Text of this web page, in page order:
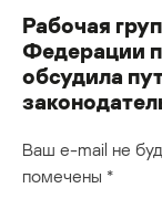
Рабочая
Федерации
обсудила
Ваш e-mail не
помечены *